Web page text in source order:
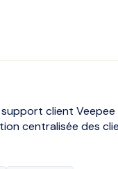
support client Veepee
centralisée des